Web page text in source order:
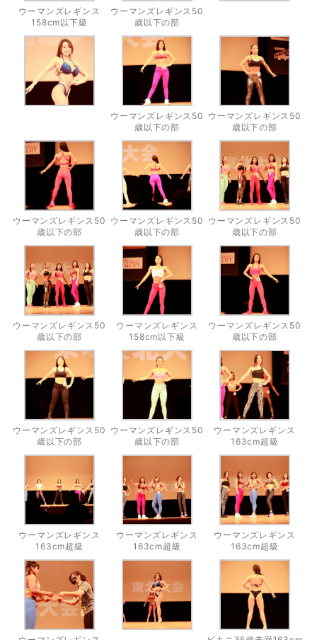
ウーマンズレギンス
158cm以下級
ウーマンズレギンス50
歳以下の部
ウーマンズレギンス50
歳以下の部
ウーマンズレギンス50
歳以下の部
ウーマンズレギンス50
歳以下の部
ウーマンズレギンス50
歳以下の部
ウーマンズレギンス50
歳以下の部
ウーマンズレギンス50
歳以下の部
ウーマンズレギンス
158cm以下級
ウーマンズレギンス50
歳以下の部
ウーマンズレギンス50
歳以下の部
ウーマンズレギンス50
歳以下の部
ウーマンズレギンス
163cm超級
ウーマンズレギンス
163cm超級
ウーマンズレギンス
163cm超級
ウーマンズレギンス
163cm超級